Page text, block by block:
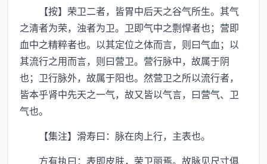
【按】荣卫二者，皆胃中后天之谷气所生。其气
之清者为荣，浊者为卫。卫即气中之剽悍者也；营即
血中之精粹者也。以其定位之体而言，则曰气血；以
其流行之用而言，则曰营卫。营行脉中，故属于阴
也；卫行脉外，故属于阳也。然营卫之所以流行者，
皆本乎肾中先天之一气，故又皆以气言，曰营气、卫
气也。
【集注】滑寿曰：脉在肉上行，主表也。
方有执曰：表即皮肤，荣卫丽焉。故脉见尺寸俱